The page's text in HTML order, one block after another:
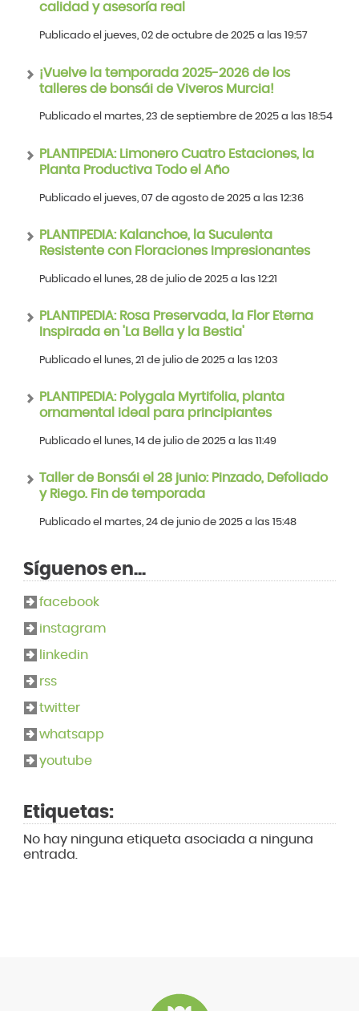
calidad y asesoría real
Publicado el jueves, 02 de octubre de 2025 a las 19:57
¡Vuelve la temporada 2025-2026 de los
talleres de bonsái de Viveros Murcia!
Publicado el martes, 23 de septiembre de 2025 a las 18:54
PLANTIPEDIA: Limonero Cuatro Estaciones, la
Planta Productiva Todo el Año
Publicado el jueves, 07 de agosto de 2025 a las 12:36
PLANTIPEDIA: Kalanchoe, la Suculenta
Resistente con Floraciones Impresionantes
Publicado el lunes, 28 de julio de 2025 a las 12:21
PLANTIPEDIA: Rosa Preservada, la Flor Eterna
Inspirada en 'La Bella y la Bestia'
Publicado el lunes, 21 de julio de 2025 a las 12:03
PLANTIPEDIA: Polygala Myrtifolia, planta
ornamental ideal para principiantes
Publicado el lunes, 14 de julio de 2025 a las 11:49
Taller de Bonsái el 28 junio: Pinzado, Defoliado
y Riego. Fin de temporada
Publicado el martes, 24 de junio de 2025 a las 15:48
Síguenos en...
facebook
instagram
linkedin
rss
twitter
whatsapp
youtube
Etiquetas:
No hay ninguna etiqueta asociada a ninguna
entrada.